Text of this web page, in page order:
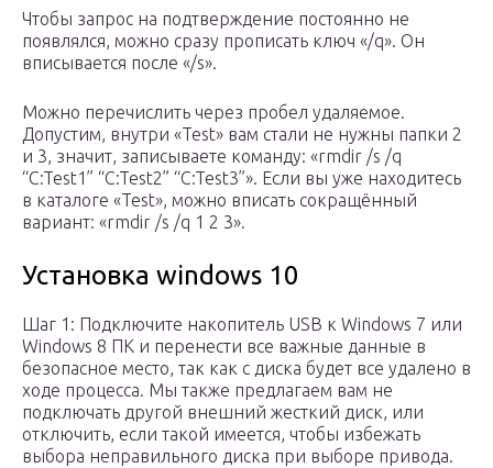
Чтобы запрос на подтверждение постоянно не
появлялся, можно сразу прописать ключ «/q». Он
вписывается после «/s».
Можно перечислить через пробел удаляемое.
Допустим, внутри «Test» вам стали не нужны папки 2
и 3, значит, записываете команду: «rmdir /s /q
“C:Test1” “C:Test2” “C:Test3”». Если вы уже находитесь
в каталоге «Test», можно вписать сокращённый
вариант: «rmdir /s /q 1 2 3».
Установка windows 10
Шаг 1: Подключите накопитель USB к Windows 7 или
Windows 8 ПК и перенести все важные данные в
безопасное место, так как с диска будет все удалено в
ходе процесса. Мы также предлагаем вам не
подключать другой внешний жесткий диск, или
отключить, если такой имеется, чтобы избежать
выбора неправильного диска при выборе привода.